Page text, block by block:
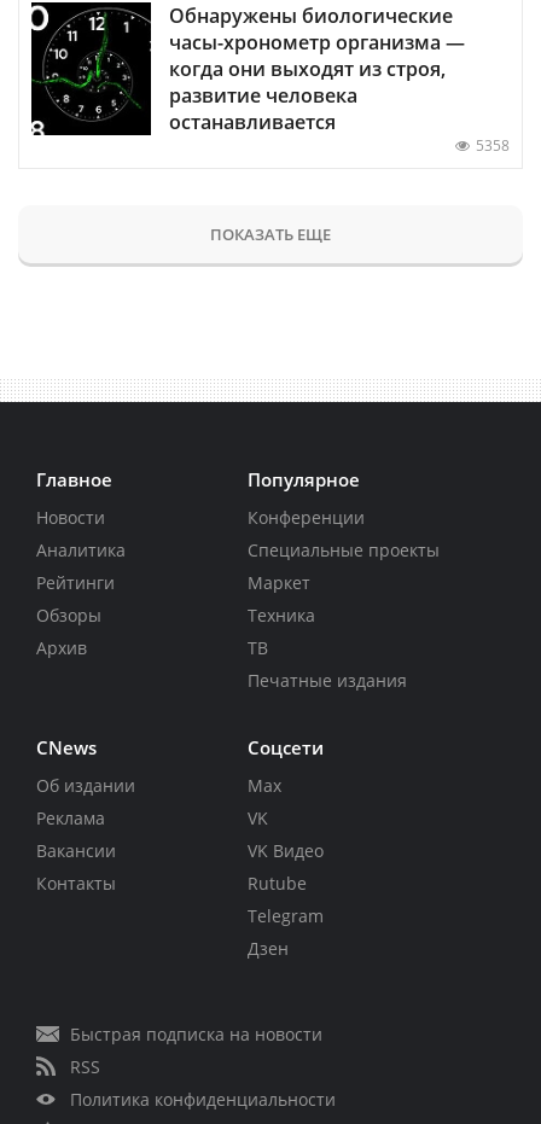
Обнаружены биологические
часы-хронометр организма —
когда они выходят из строя,
развитие человека
останавливается
5358
ПОКАЗАТЬ ЕЩЕ
Главное
Новости
Аналитика
Рейтинги
Обзоры
Архив
Популярное
Конференции
Специальные проекты
Маркет
Техника
ТВ
Печатные издания
CNews
Об издании
Реклама
Вакансии
Контакты
Соцсети
Max
VK
VK Видео
Rutube
Telegram
Дзен
Быстрая подписка на новости
RSS
Политика конфиденциальности